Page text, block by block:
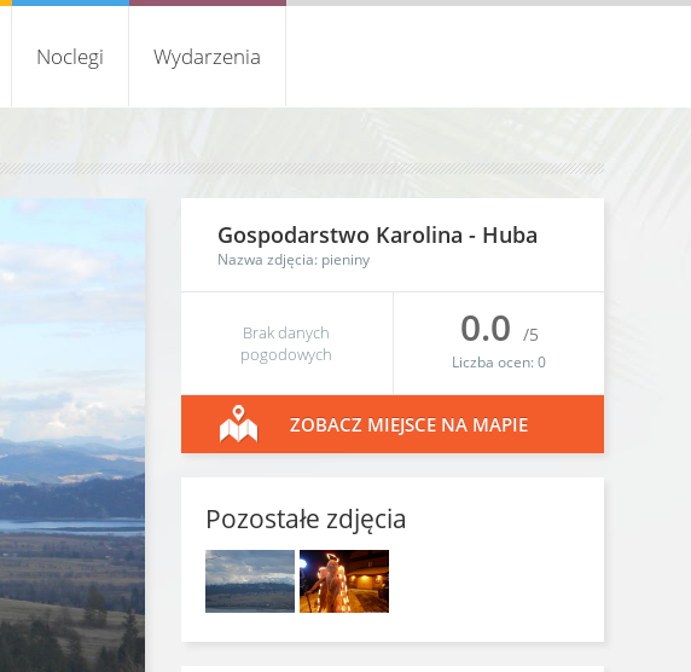
Noclegi Wydarzenia
Gospodarstwo Karolina - Huba
Nazwa zdjęcia: pieniny
Brak danych
pogodowych
0.0 /5
Liczba ocen: 0
ZOBACZ MIEJSCE NA MAPIE
Pozostałe zdjęcia